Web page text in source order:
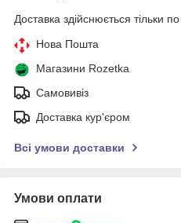
Доставка здійснюється тільки
Нова Пошта
Магазини Rozetka
Самовивіз
Доставка кур'єром
Всі умови доставки
Умови оплати